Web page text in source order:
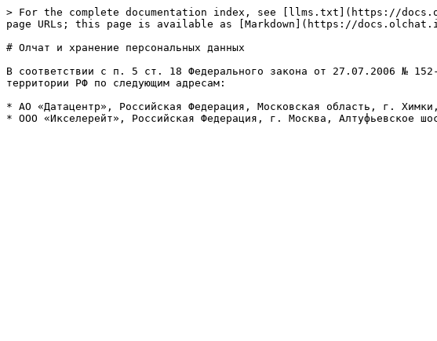
> For the complete documentation index, see [llms.txt](https://
page URLs; this page is available as [Markdown](https://
# Олчат и хранение персональных данных
В соответствии с п. 5 ст. 18 Федерального закона от 27.07.2006 №
территории РФ по следующим адресам:
* АО «Датацентр», Российская Федерация, Московская область, г.